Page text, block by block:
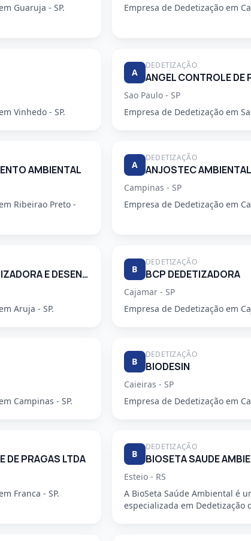
Guaruja - SP.
Empresa de Dedetização em
Vinhedo - SP.
A
DEDETIZAÇÃO
ANGEL CONTROLE DE
Sao Paulo - SP
Empresa de Dedetização em
AMBIENTAL
Ribeirao Preto -
A
DEDETIZAÇÃO
ANJOSTEC AMBIENTAL
Campinas - SP
Empresa de Dedetização em
ARUCLEAN DEDETIZADORA E DESENTUPIDORA
Aruja - SP.
B
DEDETIZAÇÃO
BCP DEDETIZADORA
Cajamar - SP
Empresa de Dedetização em
Campinas - SP.
B
DEDETIZAÇÃO
BIODESIN
Caieiras - SP
Empresa de Dedetização em
DE PRAGAS LTDA
Franca - SP.
B
DEDETIZAÇÃO
BIOSETA SAUDE
Esteio - RS
A BioSeta Saúde Ambiental é
especializada em Dedetização